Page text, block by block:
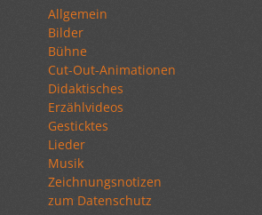
Allgemein
Bilder
Bühne
Cut-Out-Animationen
Didaktisches
Erzählvideos
Gesticktes
Lieder
Musik
Zeichnungsnotizen
zum Datenschutz